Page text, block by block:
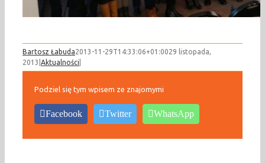
Bartosz Łabuda2013-11-29T14:33:06+01:0029 listopada,
2013 Aktualności
Podziel się tym wpisem ze znajomymi
Facebook Twitter WhatsApp